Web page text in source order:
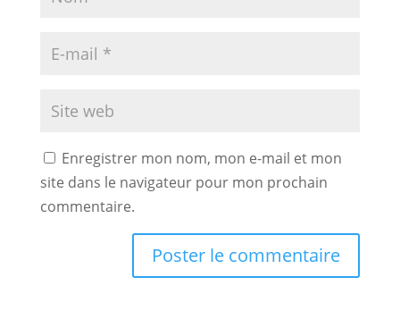
Enregistrer mon nom, mon e-mail et mon
site dans le navigateur pour mon prochain
commentaire.